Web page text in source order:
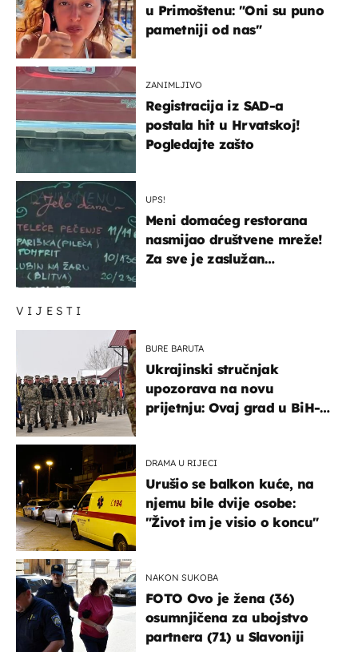
VIJESTI
BURE BARUTA
Ukrajinski stručnjak
upozorava na novu
prijetnju: Ovaj grad u BiH-u
DRAMA U RIJECI
Urušio se balkon kuće, na
njemu bile dvije osobe:
"Život im je visio o koncu"
NAKON SUKOBA
FOTO Ovo je žena (36)
osumnjičena za ubojstvo
partnera (71) u Slavoniji
u Primoštenu: "Oni su puno
pametniji od nas"
ZANIMLJIVO
Registracija iz SAD-a
postala hit u Hrvatskoj!
Pogledajte zašto
UPS!
Meni domaćeg restorana
nasmijao društvene mreže!
Za sve je zaslužan